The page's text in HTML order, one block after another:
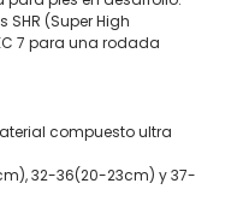
SHR (Super High
7 para una rodada
compuesto ultra
32-36(20-23cm) y 37-